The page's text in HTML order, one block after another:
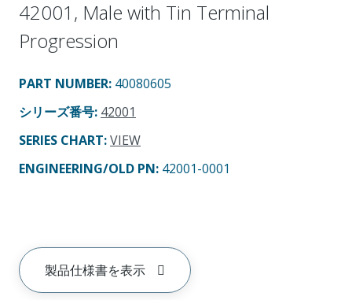
42001, Male with Tin Terminal
Progression
PART NUMBER: 40080605
シリーズ番号: 42001
SERIES CHART:VIEW
ENGINEERING/OLD PN: 42001-0001
製品仕様書を表示